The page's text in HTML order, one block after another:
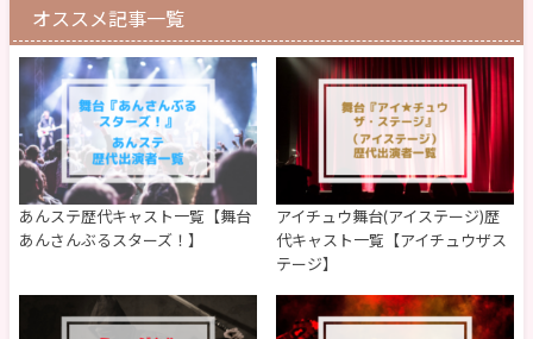
オススメ記事一覧
あんステ歴代キャスト一覧【舞台
あんさんぶるスターズ！】
アイチュウ舞台(アイステージ)歴
代キャスト一覧【アイチュウザス
テージ】